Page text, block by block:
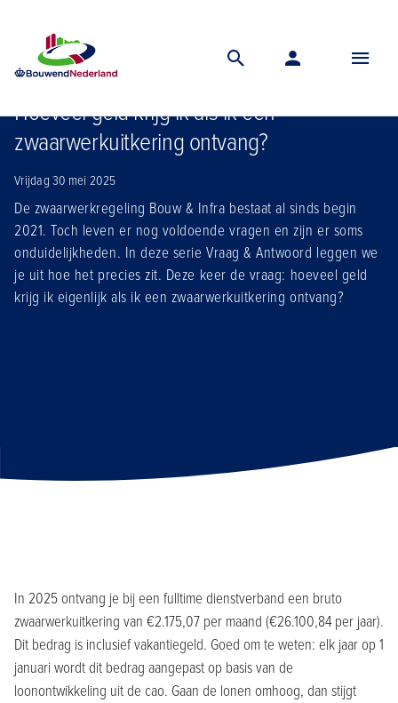
Nieuws
Hoeveel geld krijg ik als ik een
zwaarwerkuitkering ontvang?
Vrijdag 30 mei 2025
De zwaarwerkregeling Bouw & Infra bestaat al sinds begin
2021. Toch leven er nog voldoende vragen en zijn er soms
onduidelijkheden. In deze serie Vraag & Antwoord leggen we
je uit hoe het precies zit. Deze keer de vraag: hoeveel geld
krijg ik eigenlijk als ik een zwaarwerkuitkering ontvang?
In 2025 ontvang je bij een fulltime dienstverband een bruto
zwaarwerkuitkering van €2.175,07 per maand (€26.100,84 per jaar).
Dit bedrag is inclusief vakantiegeld. Goed om te weten: elk jaar op 1
januari wordt dit bedrag aangepast op basis van de
loonontwikkeling uit de cao. Gaan de lonen omhoog, dan stijgt